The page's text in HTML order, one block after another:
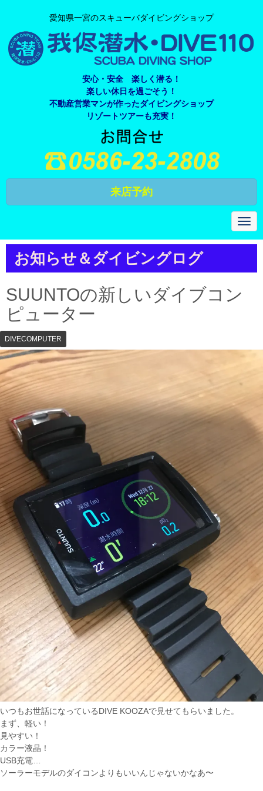
愛知県一宮のスキューバダイビングショップ
安心・安全 楽しく潜る！
楽しい休日を過ごそう！
不動産営業マンが作ったダイビングショップ
リゾートツアーも充実！
来店予約
N
a
v
お知らせ＆ダイビングログ
SUUNTOの新しいダイブコン
ピューター
DIVECOMPUTER
いつもお世話になっているDIVE KOOZAで見せてもらいました。
まず、軽い！
見やすい！
カラー液晶！
USB充電…
ソーラーモデルのダイコンよりもいいんじゃないかなあ〜